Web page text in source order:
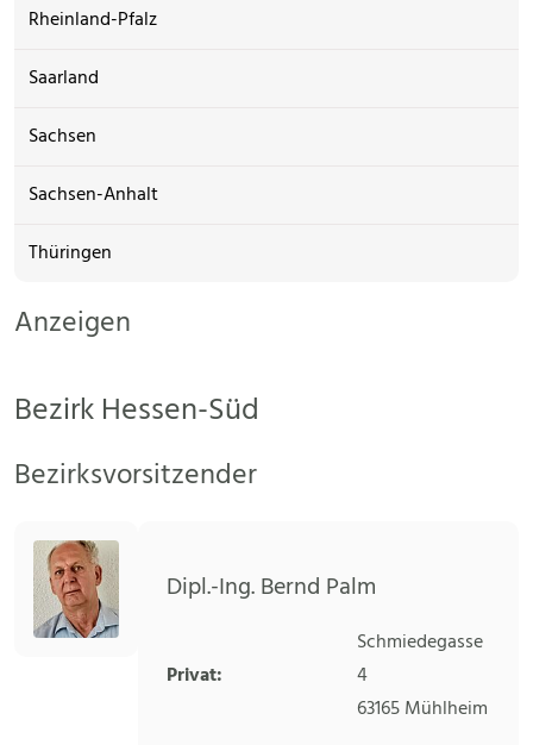
Rheinland-Pfalz
Saarland
Sachsen
Sachsen-Anhalt
Thüringen
Anzeigen
Bezirk Hessen-Süd
Bezirksvorsitzender
Dipl.-Ing. Bernd Palm
Privat:
Schmiedegasse
4
63165Mühlheim